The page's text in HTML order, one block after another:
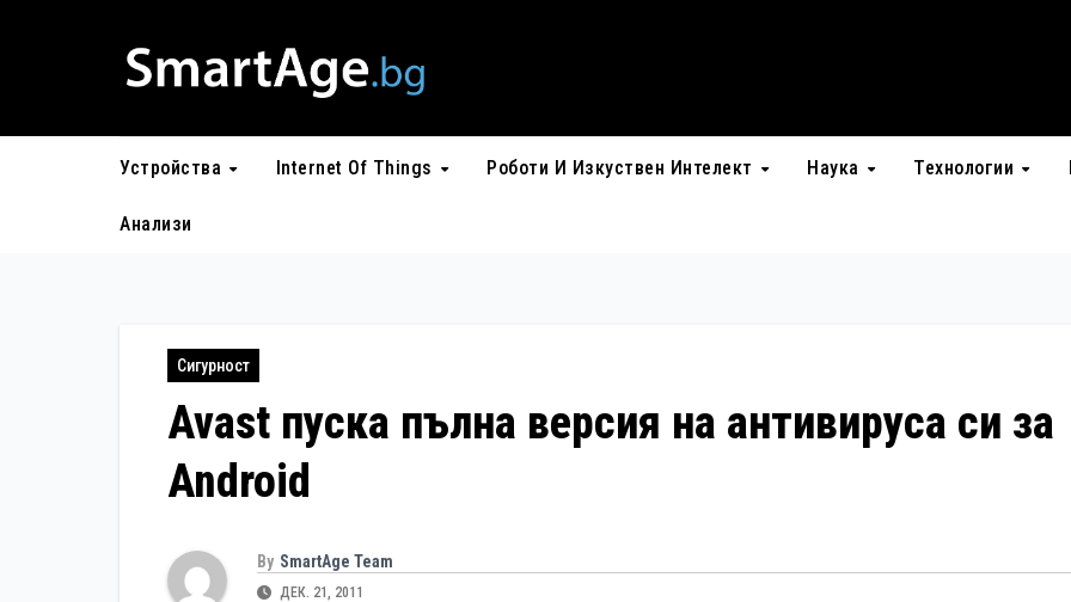
Устройства Internet Of Things Роботи И Изкуствен Интелект Наука Технологии
Анализи
Сигурност
Avast пуска пълна версия на антивируса си за
Android
By SmartAge Team
ДЕК. 21, 2011